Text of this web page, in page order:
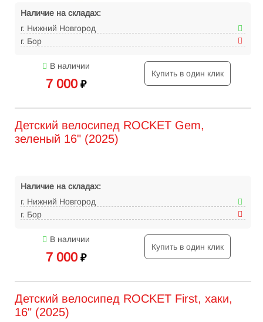
Наличие на складах:
г. Нижний Новгород
г. Бор
В наличии
7 000 ₽
Купить в один клик
Детский велосипед ROCKET Gem,
зеленый 16" (2025)
Наличие на складах:
г. Нижний Новгород
г. Бор
В наличии
7 000 ₽
Купить в один клик
Детский велосипед ROCKET First, хаки,
16" (2025)